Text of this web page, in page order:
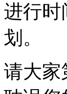
进行时
划。
请大家